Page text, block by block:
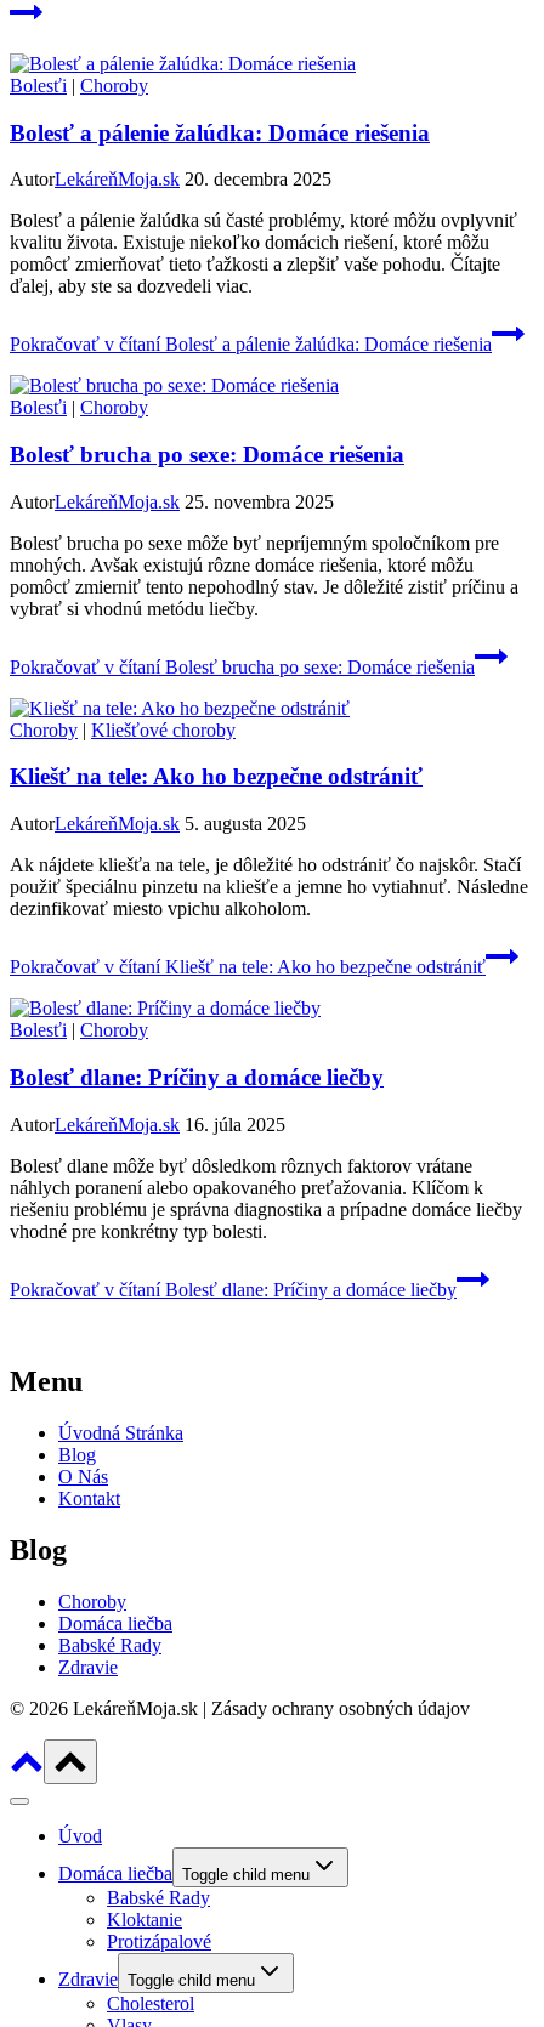
Bolesťi | Choroby
Bolesť a pálenie žalúdka: Domáce riešenia
AutorLekáreňMoja.sk 20. decembra 2025
Bolesť a pálenie žalúdka sú časté problémy, ktoré môžu ovplyvniť
kvalitu života. Existuje niekoľko domácich riešení, ktoré môžu
pomôcť zmierňovať tieto ťažkosti a zlepšiť vaše pohodu. Čítajte
ďalej, aby ste sa dozvedeli viac.
Pokračovať v čítaníBolesť a pálenie žalúdka: Domáce riešenia
Bolesťi | Choroby
Bolesť brucha po sexe: Domáce riešenia
AutorLekáreňMoja.sk 25. novembra 2025
Bolesť brucha po sexe môže byť nepríjemným spoločníkom pre
mnohých. Avšak existujú rôzne domáce riešenia, ktoré môžu
pomôcť zmierniť tento nepohodlný stav. Je dôležité zistiť príčinu a
vybrať si vhodnú metódu liečby.
Pokračovať v čítaníBolesť brucha po sexe: Domáce riešenia
Choroby | Kliešťové choroby
Kliešť na tele: Ako ho bezpečne odstrániť
AutorLekáreňMoja.sk 5. augusta 2025
Ak nájdete kliešťa na tele, je dôležité ho odstrániť čo najskôr. Stačí
použiť špeciálnu pinzetu na kliešťe a jemne ho vytiahnuť. Následne
dezinfikovať miesto vpichu alkoholom.
Pokračovať v čítaníKliešť na tele: Ako ho bezpečne odstrániť
Bolesťi | Choroby
Bolesť dlane: Príčiny a domáce liečby
AutorLekáreňMoja.sk 16. júla 2025
Bolesť dlane môže byť dôsledkom rôznych faktorov vrátane
náhlych poranení alebo opakovaného preťažovania. Klíčom k
riešeniu problému je správna diagnostika a prípadne domáce liečby
vhodné pre konkrétny typ bolesti.
Pokračovať v čítaníBolesť dlane: Príčiny a domáce liečby
Menu
Úvodná Stránka
Blog
O Nás
Kontakt
Blog
Choroby
Domáca liečba
Babské Rady
Zdravie
© 2026 LekáreňMoja.sk | Zásady ochrany osobných údajov
Úvod
Domáca liečba Toggle child menu
Babské Rady
Kloktanie
Protizápalové
Zdravie Toggle child menu
Cholesterol